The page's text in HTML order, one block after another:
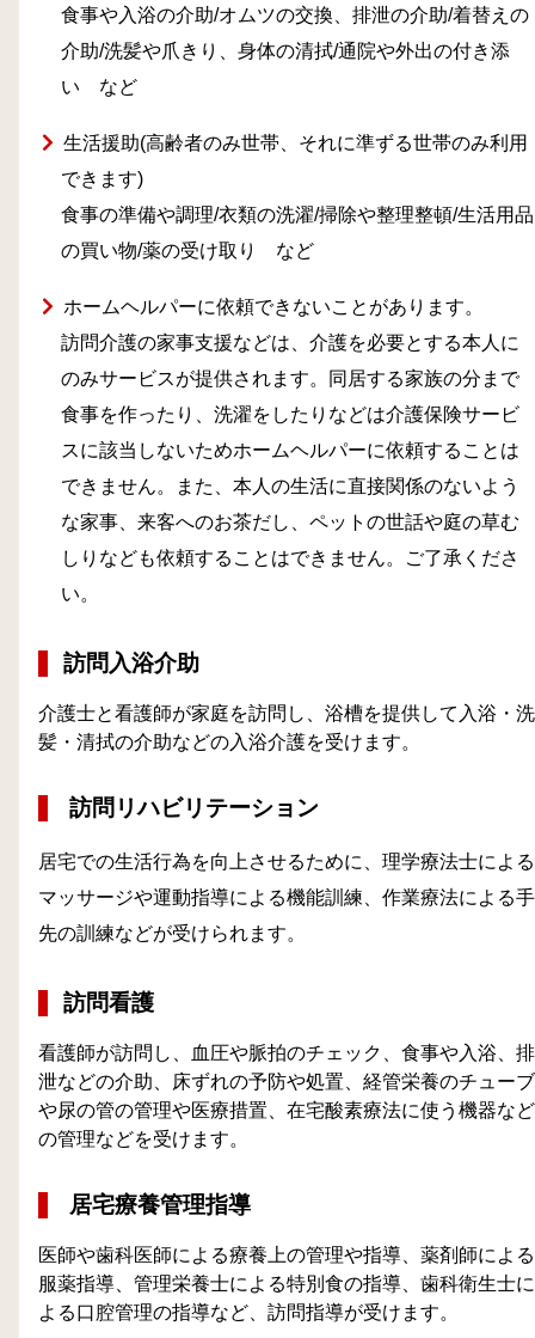
食事や入浴の介助/オムツの交換、排泄の介助/着替えの
介助/洗髪や爪きり、身体の清拭/通院や外出の付き添
い など
生活援助(高齢者のみ世帯、それに準ずる世帯のみ利用
できます)
食事の準備や調理/衣類の洗濯/掃除や整理整頓/生活用品
の買い物/薬の受け取り など
ホームヘルパーに依頼できないことがあります。
訪問介護の家事支援などは、介護を必要とする本人に
のみサービスが提供されます。同居する家族の分まで
食事を作ったり、洗濯をしたりなどは介護保険サービ
スに該当しないためホームヘルパーに依頼することは
できません。また、本人の生活に直接関係のないよう
な家事、来客へのお茶だし、ペットの世話や庭の草む
しりなども依頼することはできません。ご了承くださ
い。
訪問入浴介助
介護士と看護師が家庭を訪問し、浴槽を提供して入浴・洗
髪・清拭の介助などの入浴介護を受けます。
訪問リハビリテーション
居宅での生活行為を向上させるために、理学療法士による
マッサージや運動指導による機能訓練、作業療法による手
先の訓練などが受けられます。
訪問看護
看護師が訪問し、血圧や脈拍のチェック、食事や入浴、排
泄などの介助、床ずれの予防や処置、経管栄養のチューブ
や尿の管の管理や医療措置、在宅酸素療法に使う機器など
の管理などを受けます。
居宅療養管理指導
医師や歯科医師による療養上の管理や指導、薬剤師による
服薬指導、管理栄養士による特別食の指導、歯科衛生士に
よる口腔管理の指導など、訪問指導が受けます。